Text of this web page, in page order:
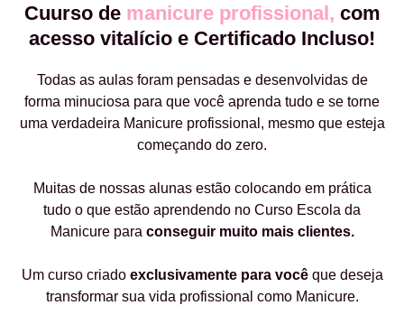
Cuurso de manicure profissional, com
acesso vitalício e Certificado Incluso!
Todas as aulas foram pensadas e desenvolvidas de
forma minuciosa para que você aprenda tudo e se torne
uma verdadeira Manicure profissional, mesmo que esteja
começando do zero.
Muitas de nossas alunas estão colocando em prática
tudo o que estão aprendendo no Curso Escola da
Manicure para conseguir muito mais clientes.
Um curso criado exclusivamente para vocêque deseja
transformar sua vida profissional como Manicure.